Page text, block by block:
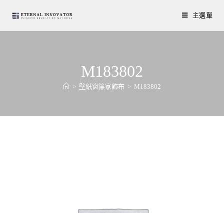
主選單
M183802
> 壁紙窗簾家飾布 > M183802